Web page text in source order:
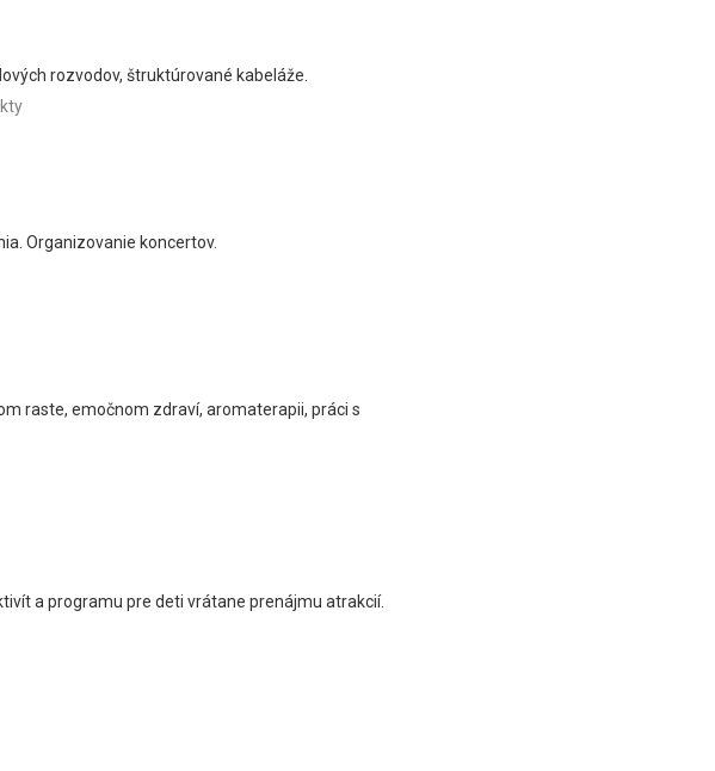
rozvodov, štruktúrované kabeláže.
Organizovanie koncertov.
raste, emočnom zdraví, aromaterapii, práci s
a programu pre deti vrátane prenájmu atrakcií.